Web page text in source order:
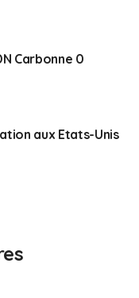
Carbonne 0
aux Etats-Unis